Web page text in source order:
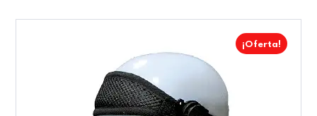
¡Oferta!